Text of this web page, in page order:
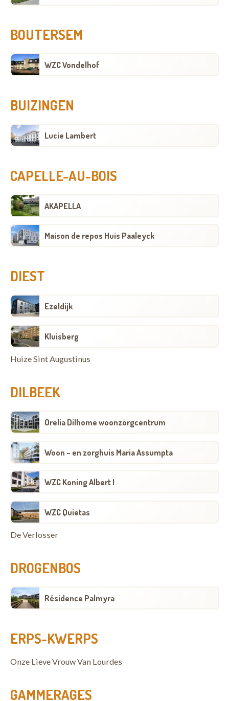
BOUTERSEM
WZC Vondelhof
BUIZINGEN
Lucie Lambert
CAPELLE-AU-BOIS
AKAPELLA
Maison de repos Huis Paaleyck
DIEST
Ezeldijk
Kluisberg
Huize Sint Augustinus
DILBEEK
Orelia Dilhome woonzorgcentrum
Woon - en zorghuis Maria Assumpta
WZC Koning Albert I
WZC Quietas
De Verlosser
DROGENBOS
Résidence Palmyra
ERPS-KWERPS
Onze Lieve Vrouw Van Lourdes
GAMMERAGES